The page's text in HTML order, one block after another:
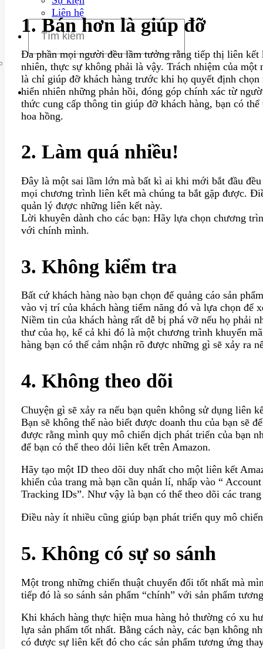
Liên hệ
1. Bán hơn là giúp đỡ
Đa phần mọi người đều lầm tưởng rằng tiếp thị liên kết
nhiên, thực sự không phải là vậy. Trách nhiệm của
là chỉ giúp đỡ khách hàng trước khi họ quyết định
hiển nhiên những phản hồi, đóng góp chính xác từ
thức cung cấp thông tin giúp đỡ khách hàng, bạn có
hoa hồng.
2. Làm quá nhiều!
Đây là một sai lầm lớn mà bất kì ai khi mới bắt đầu
mọi chương trình liên kết mà chúng ta bắt gặp được.
quản lý được những liên kết này.
Lời khuyên dành cho các bạn: Hãy lựa chọn chương
với chính mình.
3. Không kiểm tra
Bất cứ khách hàng nào bạn chọn để quảng cáo sản
vào vị trí của khách hàng tiểm năng đó và lựa chọn để
Niềm tin của khách hàng rất dễ bị phá vỡ nếu họ phải
thư của họ, kể cả khi đó là một chương trình khuyến
hàng bạn có thể cảm nhận rõ được những gì sẽ xảy ra
4. Không theo dõi
Chuyện gì sẽ xảy ra nếu bạn quên không sử dụng liên
Bạn sẽ không thể nào biết được doanh thu của bạn sẽ
được rằng mình quy mô chiến dịch phát triển của bạn
để bạn có thể theo dỏi liên kết trên Amazon.
Hãy tạo một ID theo dõi duy nhất cho một liên kết
khiển của trang mà bạn cần quản lí, nhấp vào “
Tracking IDs”. Như vậy là bạn có thể theo dõi các
Điều này ít nhiều cũng giúp bạn phát triển quy mô
5. Không có sự so sánh
Một trong những chiến thuật chuyển đổi tốt nhất mà
tiếp đó là so sánh sản phẩm “chính” với sản phẩm
Khi khách hàng thực hiện mua hàng hỏ thường có xu
lựa sản phẩm tốt nhất. Bằng cách này, các bạn không
có được sự liên kết đó cho các sản phẩm tương ứng